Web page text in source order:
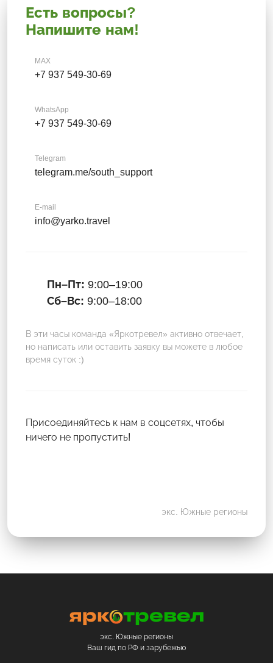
Есть вопросы?
Напишите нам!
MAX
+7 937 549-30-69
WhatsApp
+7 937 549-30-69
Telegram
telegram.me/south_support
E-mail
info@yarko.travel
Пн–Пт: 9:00–19:00
Сб–Вс: 9:00–18:00
В эти часы команда «Яркотревел» активно отвечает,
но написать или оставить заявку вы можете в любое
время суток :)
Присоединяйтесь к нам в соцсетях, чтобы
ничего не пропустить!
экс. Южные регионы
экс. Южные регионы
Ваш гид по РФ и зарубежью